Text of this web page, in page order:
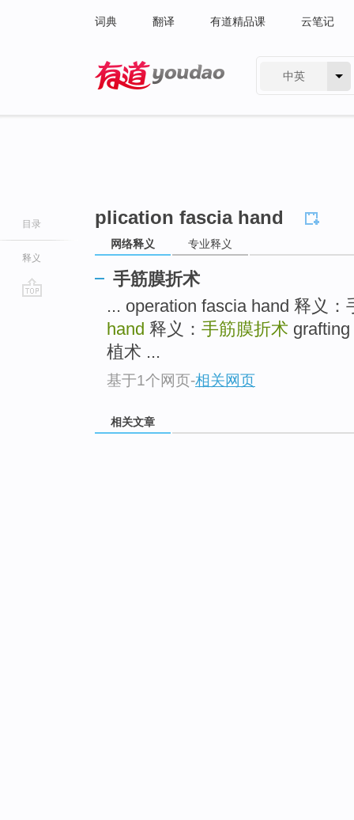
词典 翻译 有道精品课 云笔记
中英
目录
释义
plication fascia hand
网络释义 专业释义
手筋膜折术
... operation fascia hand 释义
hand 释义： 手筋膜折术
植术 ...
基于1个网页-相关网页
相关文章